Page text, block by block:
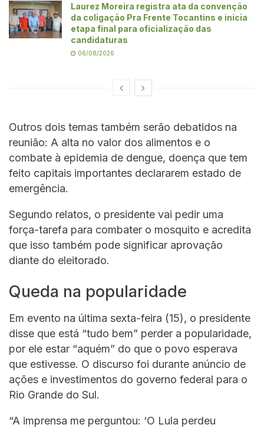
Laurez Moreira registra ata da convenção
da coligação Pra Frente Tocantins e inicia
etapa final para oficialização das
candidaturas
06/08/2026
Outros dois temas também serão debatidos na
reunião: A alta no valor dos alimentos e o
combate à epidemia de dengue, doença que tem
feito capitais importantes declararem estado de
emergência.
Segundo relatos, o presidente vai pedir uma
força-tarefa para combater o mosquito e acredita
que isso também pode significar aprovação
diante do eleitorado.
Queda na popularidade
Em evento na última sexta-feira (15), o presidente
disse que está “tudo bem” perder a popularidade,
por ele estar “aquém” do que o povo esperava
que estivesse. O discurso foi durante anúncio de
ações e investimentos do governo federal para o
Rio Grande do Sul.
“A imprensa me perguntou: ‘O Lula perdeu